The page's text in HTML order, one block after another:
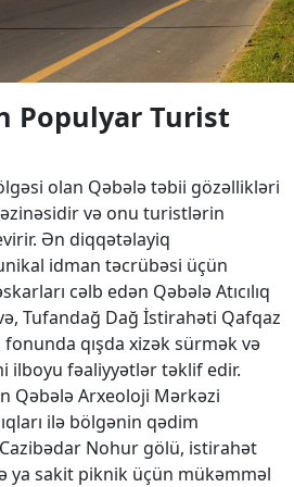
Populyar Turist
olan Qəbələ təbii gözəllikləri
və onu turistlərin
Ən diqqətəlayiq
idman təcrübəsi üçün
cəlb edən Qəbələ Atıcılıq
Tufandağ Dağ İstirahəti Qafqaz
qışda xizək sürmək və
ilboyu fəaliyyətlər təklif edir.
Qəbələ Arxeoloji Mərkəzi
ilə bölgənin qədim
Nohur gölü, istirahət
ya sakit piknik üçün mükəmməl